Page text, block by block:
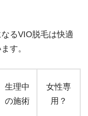
るVIO脱毛は快適
す。
生理中
の施術
女性専
用？